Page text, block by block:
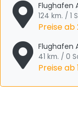
Flughafen
124 km. / 1
Preise ab
Flughafen
41 km. / 0
Preise ab